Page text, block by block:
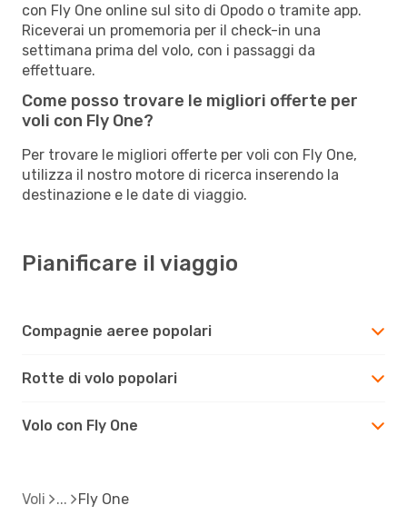
con Fly One online sul sito di Opodo o tramite app.
Riceverai un promemoria per il check-in una
settimana prima del volo, con i passaggi da
effettuare.
Come posso trovare le migliori offerte per
voli con Fly One?
Per trovare le migliori offerte per voli con Fly One,
utilizza il nostro motore di ricerca inserendo la
destinazione e le date di viaggio.
Pianificare il viaggio
Compagnie aeree popolari
Rotte di volo popolari
Volo con Fly One
Voli Fly One